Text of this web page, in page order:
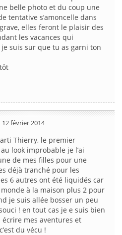
belle photo et du coup une
tentative s’amoncelle dans
elles feront le plaisir des
les vacances qui
suis sur que tu as garni ton
12 février 2014
Thierry, le premier
look improbable je l’ai
de mes filles pour une
déjà tranché pour les
6 autres ont été liquidés car
monde à la maison plus 2 pour
je suis allée bosser un peu
! en tout cas je e suis bien
écrire mes aventures et
du vécu !